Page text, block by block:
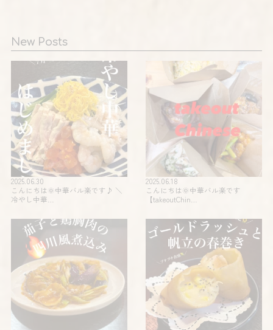
New Posts
2025.06.30
こんにちは🌞中華バル楽です♪ ＼
冷やし中華…
2025.06.18
こんにちは🌞中華バル楽です
【takeoutChin…